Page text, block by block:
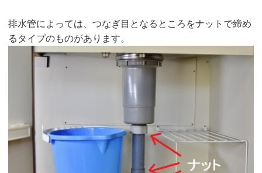
排水管によっては、つなぎ目となるところをナットで締め
るタイプのものがあります。